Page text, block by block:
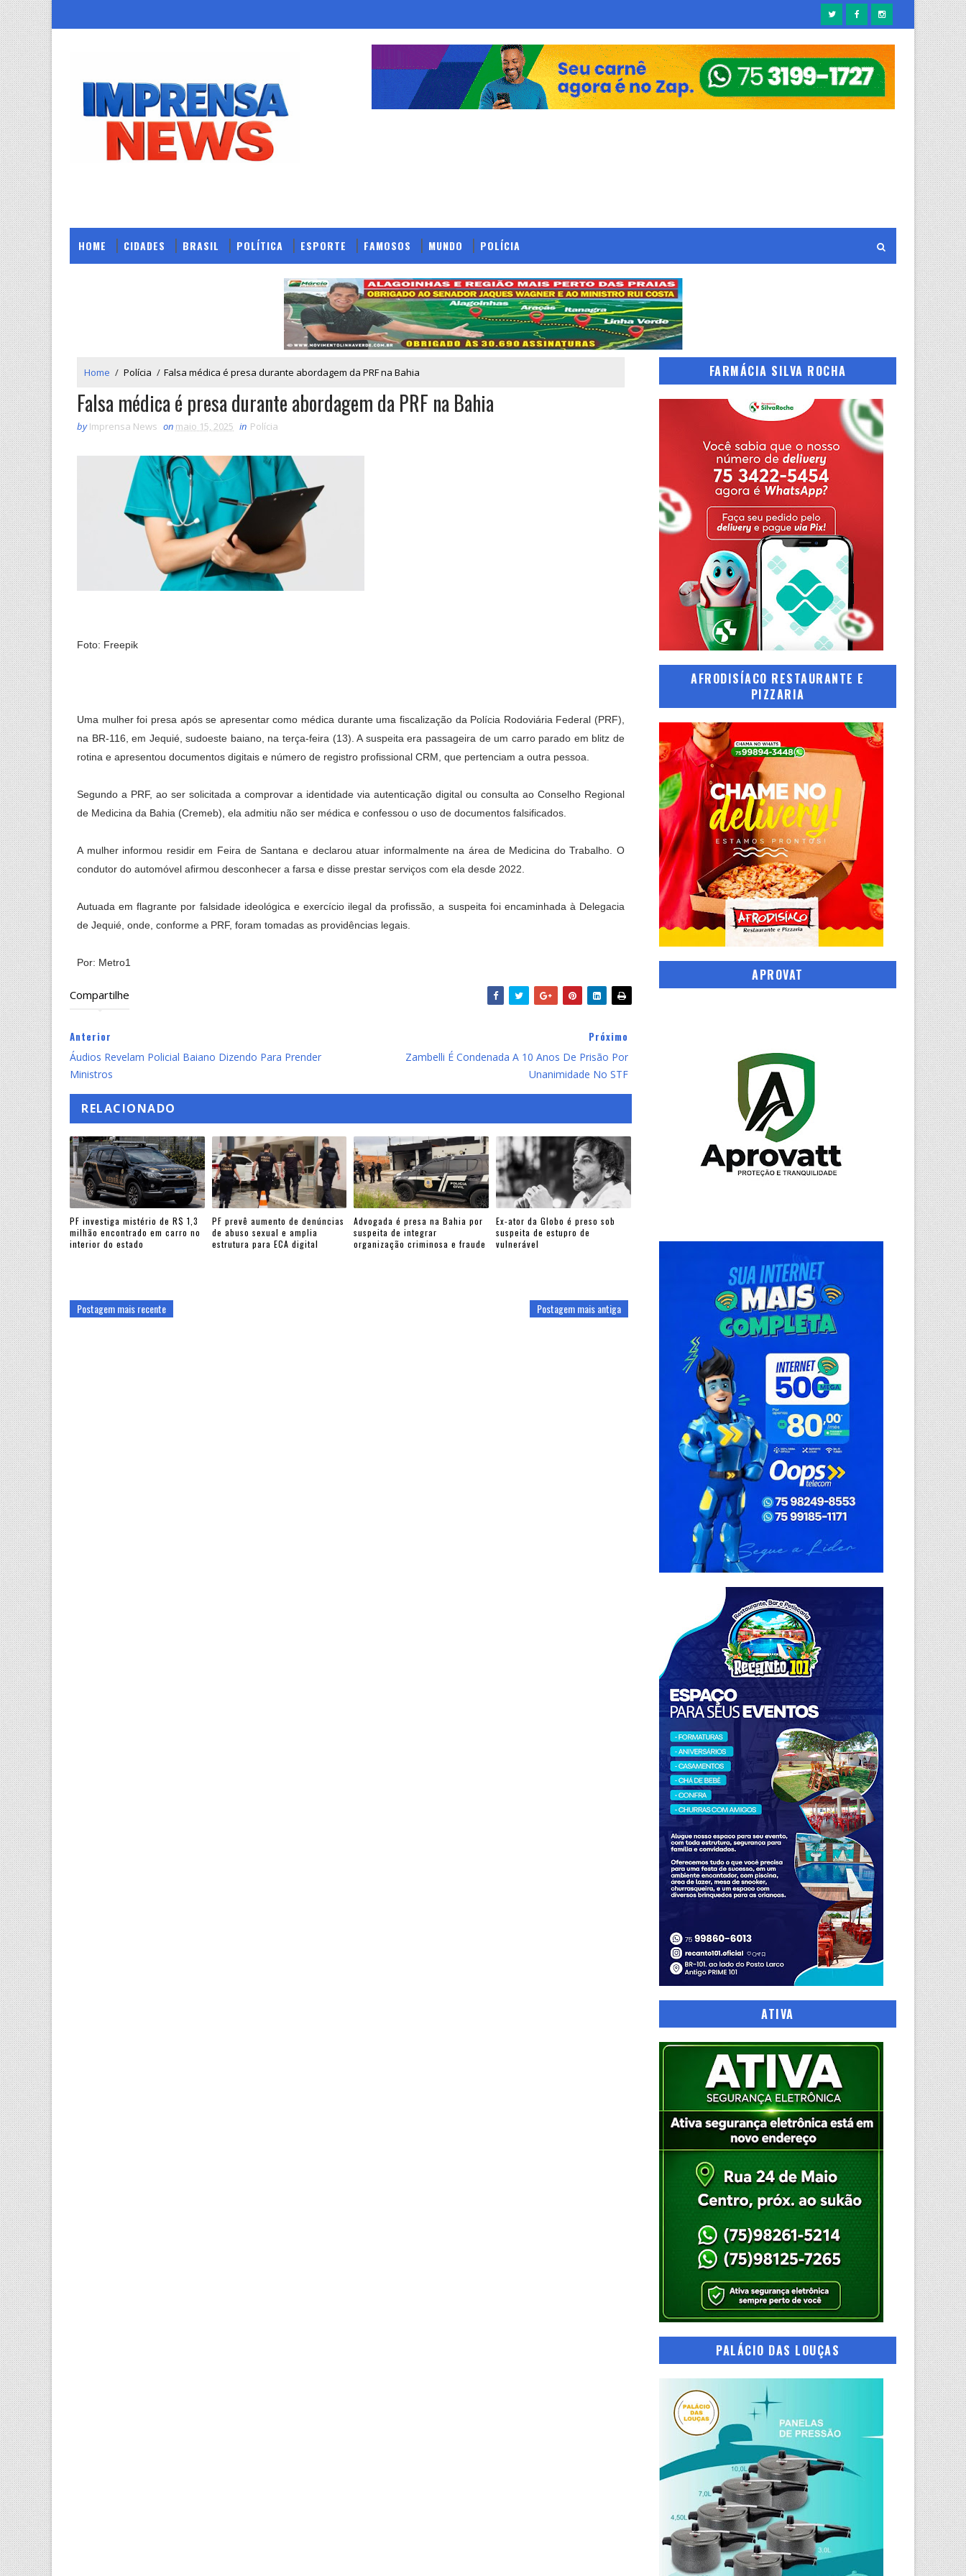
HOME CIDADES BRASIL POLÍTICA ESPORTE FAMOSOS MUNDO POLÍCIA
Home / Polícia / Falsa médica é presa durante abordagem da PRF na Bahia
Falsa médica é presa durante abordagem da PRF na Bahia
by Imprensa News on maio 15, 2025 in Polícia
Foto: Freepik
Uma mulher foi presa após se apresentar como médica durante uma fiscalização da Polícia Rodoviária Federal (PRF),
na BR-116, em Jequié, sudoeste baiano, na terça-feira (13). A suspeita era passageira de um carro parado em blitz de
rotina e apresentou documentos digitais e número de registro profissional CRM, que pertenciam a outra pessoa.
Segundo a PRF, ao ser solicitada a comprovar a identidade via autenticação digital ou consulta ao Conselho Regional
de Medicina da Bahia (Cremeb), ela admitiu não ser médica e confessou o uso de documentos falsificados.
A mulher informou residir em Feira de Santana e declarou atuar informalmente na área de Medicina do Trabalho. O
condutor do automóvel afirmou desconhecer a farsa e disse prestar serviços com ela desde 2022.
Autuada em flagrante por falsidade ideológica e exercício ilegal da profissão, a suspeita foi encaminhada à Delegacia
de Jequié, onde, conforme a PRF, foram tomadas as providências legais.
Por: Metro1
Compartilhe
Anterior
Áudios Revelam Policial Baiano Dizendo Para Prender
Ministros
Próximo
Zambelli É Condenada A 10 Anos De Prisão Por
Unanimidade No STF
RELACIONADO
PF investiga mistério de R$ 1,3
milhão encontrado em carro no
interior do estado
PF prevê aumento de denúncias
de abuso sexual e amplia
estrutura para ECA digital
Advogada é presa na Bahia por
suspeita de integrar
organização criminosa e fraude
Ex-ator da Globo é preso sob
suspeita de estupro de
vulnerável
Postagem mais recente Postagem mais antiga
FARMÁCIA SILVA ROCHA
AFRODISÍACO RESTAURANTE E
PIZZARIA
APROVAT
ATIVA
PALÁCIO DAS LOUÇAS